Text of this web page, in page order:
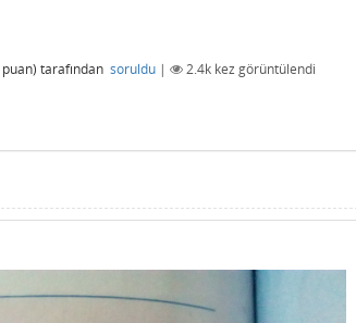
puan) tarafından soruldu | 2.4k kez görüntülendi